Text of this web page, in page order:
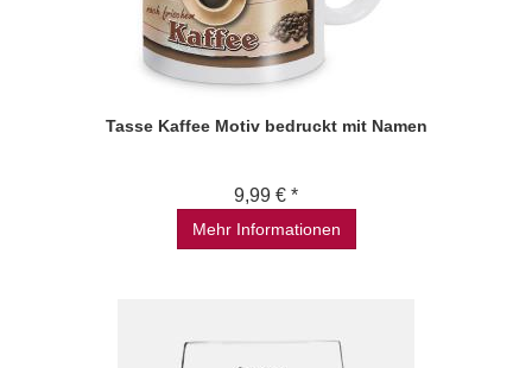
Tasse Kaffee Motiv bedruckt mit Namen
9,99 € *
Mehr Informationen